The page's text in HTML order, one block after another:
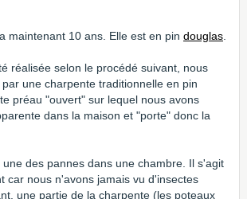
maintenant 10 ans. Elle est en pin douglas
réalisée selon le procédé suivant, nous
une charpente traditionnelle en pin
préau "ouvert" sur lequel nous avons
dans la maison et "porte" donc la
des pannes dans une chambre. Il s'agit
car nous n'avons jamais vu d'insectes
une partie de la charpente (les poteaux